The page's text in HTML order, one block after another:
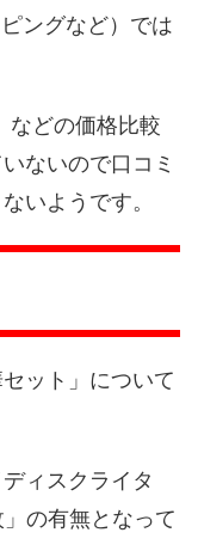
ングなど）では
などの価格比較
ないので口コミ
いようです。
ット」について
ィスクライタ
の有無となって